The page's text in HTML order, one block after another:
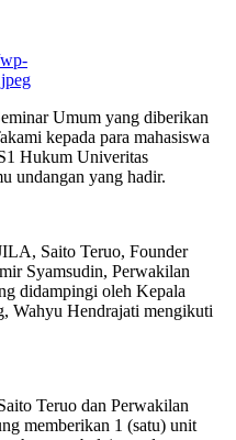
Umum yang diberikan
kepada para mahasiswa
Hukum Univeritas
undangan yang hadir.
Saito Teruo, Founder
Syamsudin, Perwakilan
didampingi oleh Kepala
Wahyu Hendrajati mengikuti
Teruo dan Perwakilan
memberikan 1 (satu) unit